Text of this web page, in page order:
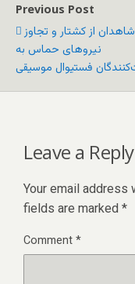
Previous Post
از کشتار و تجاوز
نیروهای حماس به
فستیوال موسیقی
Leave a Reply
Your email address
fields are marked *
Comment*